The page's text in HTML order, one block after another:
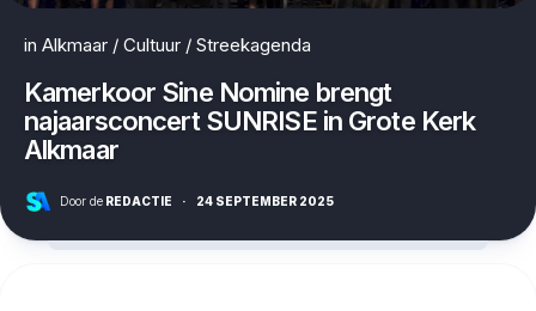
in Alkmaar / Cultuur / Streekagenda
Kamerkoor Sine Nomine brengt
najaarsconcert SUNRISE in Grote Kerk
Alkmaar
Door de REDACTIE · 24 SEPTEMBER 2025